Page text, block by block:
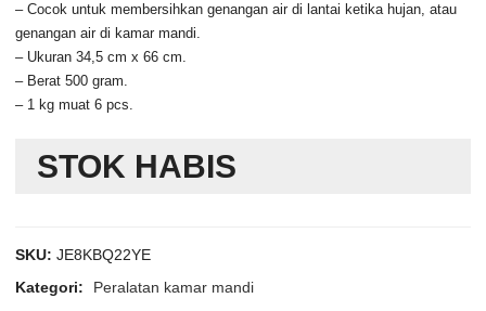
– Cocok untuk membersihkan genangan air di lantai ketika hujan, atau
genangan air di kamar mandi.
– Ukuran 34,5 cm x 66 cm.
– Berat 500 gram.
– 1 kg muat 6 pcs.
STOK HABIS
SKU:JE8KBQ22YE
Kategori:
Peralatan kamar mandi